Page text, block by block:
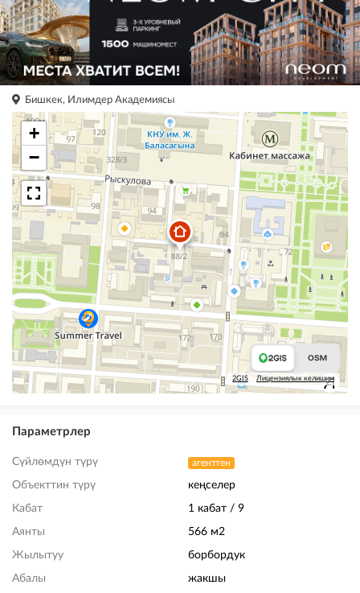
Бишкек, Илимдер Академиясы
+
−
2GIS Лицензиялык келишим
Параметрлер
Сүйлөмдүн түрү агенттен
Объекттин түрү кеңселер
Кабат 1 кабат / 9
Аянты 566 м2
Жылытуу борбордук
Абалы жакшы